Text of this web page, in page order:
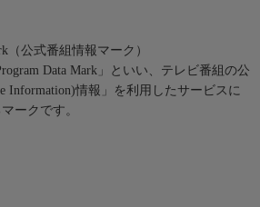
（公式番組情報マーク）
Data Mark」といい、テレビ番組の公
Information)情報」を利用したサービスに
ークです。